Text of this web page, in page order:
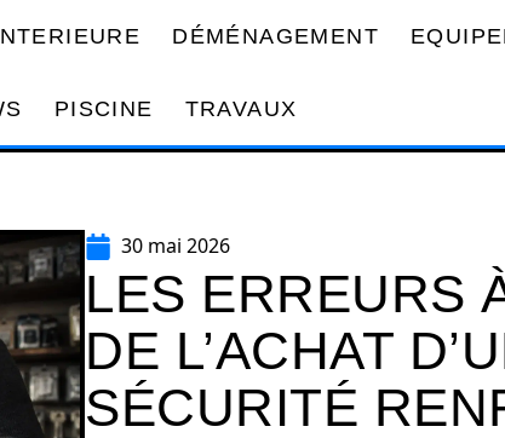
DÉMÉNAGEMENT
PISCINE TRAVAUX
30 mai 2026
LES ERREURS
DE L’ACHAT
SÉCURITÉ